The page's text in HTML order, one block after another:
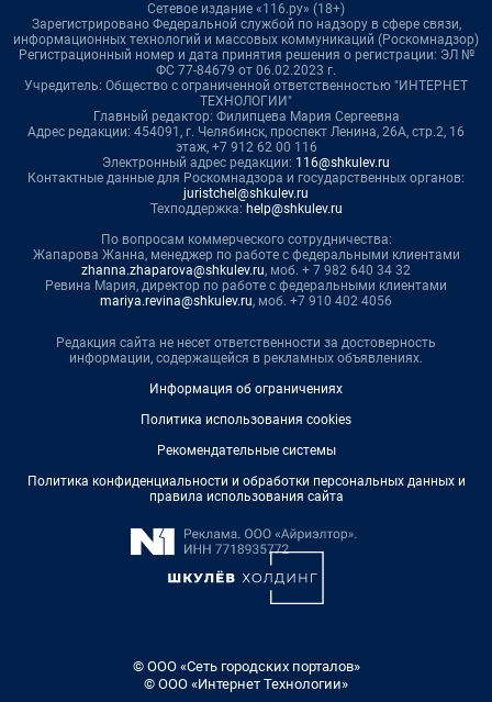
Сетевое издание «116.ру» (18+)
Зарегистрировано Федеральной службой по надзору в сфере связи,
информационных технологий и массовых коммуникаций (Роскомнадзор)
Регистрационный номер и дата принятия решения о регистрации: ЭЛ №
ФС 77-84679 от 06.02.2023 г.
Учредитель: Общество с ограниченной ответственностью "ИНТЕРНЕТ
ТЕХНОЛОГИИ"
Главный редактор: Филипцева Мария Сергеевна
Адрес редакции: 454091, г. Челябинск, проспект Ленина, 26А, стр.2, 16
этаж, +7 912 62 00 116
Электронный адрес редакции: 116@shkulev.ru
Контактные данные для Роскомнадзора и государственных органов:
juristchel@shkulev.ru
Техподдержка: help@shkulev.ru
По вопросам коммерческого сотрудничества:
Жапарова Жанна, менеджер по работе с федеральными клиентами
zhanna.zhaparova@shkulev.ru, моб. + 7 982 640 34 32
Ревина Мария, директор по работе с федеральными клиентами
mariya.revina@shkulev.ru, моб. +7 910 402 4056
Редакция сайта не несет ответственности за достоверность
информации, содержащейся в рекламных объявлениях.
Информация об ограничениях
Политика использования cookies
Рекомендательные системы
Политика конфиденциальности и обработки персональных данных и
правила использования сайта
© ООО «Сеть городских порталов»
© ООО «Интернет Технологии»